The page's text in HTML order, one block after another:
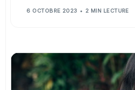
6 OCTOBRE 2023 2 MIN LECTURE